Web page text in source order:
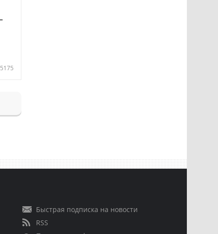
5175
Быстрая подписка на новости
RSS